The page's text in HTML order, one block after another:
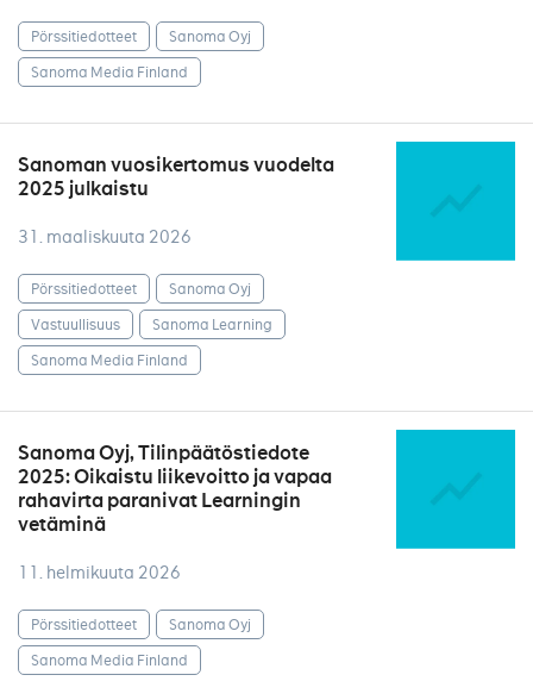
Pörssitiedotteet
Sanoma Oyj
Sanoma Media Finland
Sanoman vuosikertomus vuodelta
2025 julkaistu
31. maaliskuuta 2026
Pörssitiedotteet
Sanoma Oyj
Vastuullisuus
Sanoma Learning
Sanoma Media Finland
Sanoma Oyj, Tilinpäätöstiedote
2025: Oikaistu liikevoitto ja vapaa
rahavirta paranivat Learningin
vetäminä
11. helmikuuta 2026
Pörssitiedotteet
Sanoma Oyj
Sanoma Media Finland